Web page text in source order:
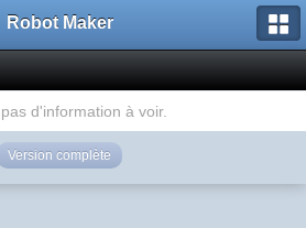
Robot Maker
d'information à voir.
Version complète